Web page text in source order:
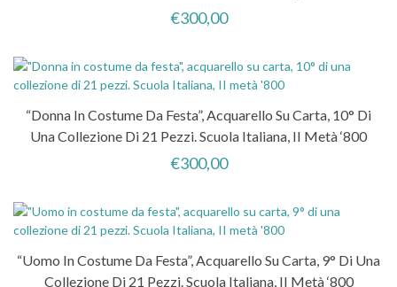
€300,00
“Donna In Costume Da Festa”, Acquarello Su Carta, 10° Di
Una Collezione Di 21 Pezzi. Scuola Italiana, II Metà ‘800
€300,00
“Uomo In Costume Da Festa”, Acquarello Su Carta, 9° Di Una
Collezione Di 21 Pezzi. Scuola Italiana, II Metà ‘800